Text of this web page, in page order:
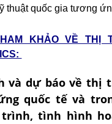
thuật quốc gia tương
KHẢO VỀ THỊ
và dự báo về thị
quốc tế và
trình, tình hình